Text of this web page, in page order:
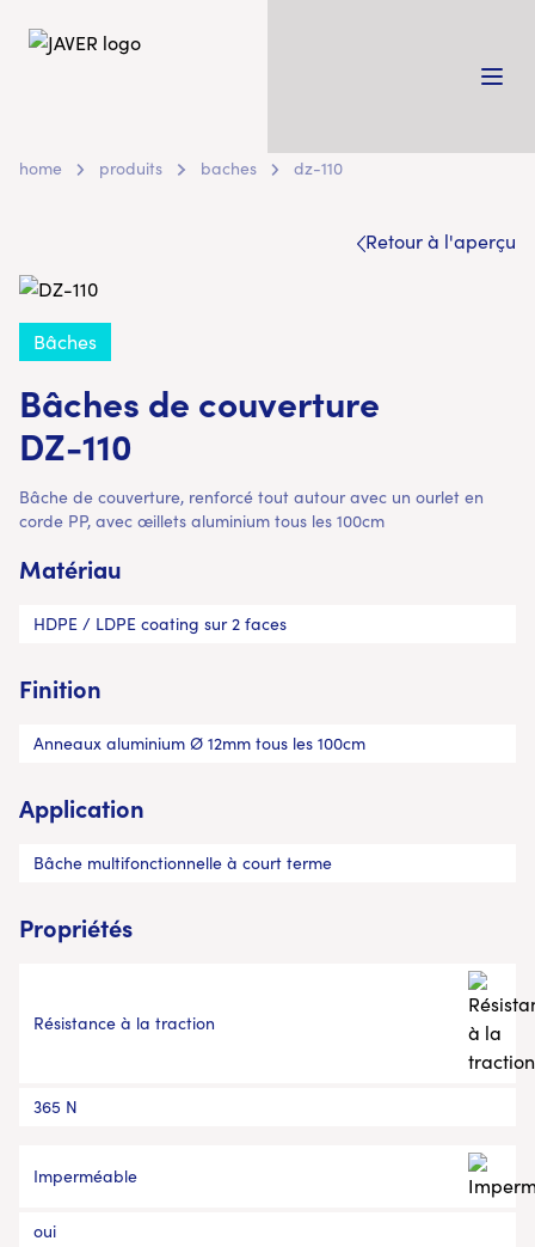
home produits baches dz-110
Retour à l'aperçu
Bâches
Bâches de couverture
DZ-110
Bâche de couverture, renforcé tout autour avec un ourlet en
corde PP, avec œillets aluminium tous les 100cm
Matériau
HDPE / LDPE coating sur 2 faces
Finition
Anneaux aluminium Ø 12mm tous les 100cm
Application
Bâche multifonctionnelle à court terme
Propriétés
Résistance à la traction
365 N
Imperméable
oui